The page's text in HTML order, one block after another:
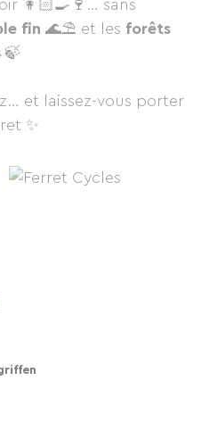
👩🏻‍🍳🍷… sans
fin 🌊⛱ et les forêts
et laissez-vous porter
✨